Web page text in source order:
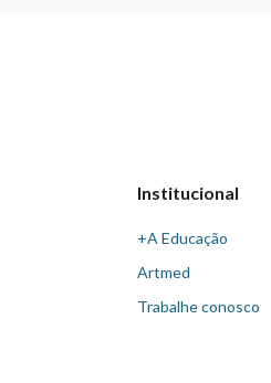
Institucional
+A Educação
Artmed
Trabalhe conosco